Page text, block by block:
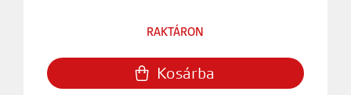
RAKTÁRON
Kosárba